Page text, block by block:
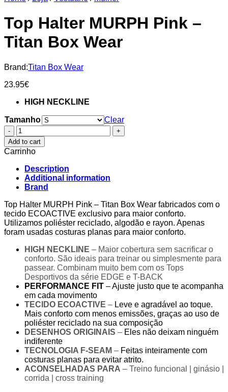
Top Halter MURPH Pink –
Titan Box Wear
Brand:Titan Box Wear
23.95€
HIGH NECKLINE
Tamanho
Clear
Top
Halter
MURPH
Pink
–
Titan
Box
Wear
quantity
Add to cart
Carrinho
Description
Additional information
Brand
Top Halter MURPH Pink – Titan Box Wear fabricados com o
tecido ECOACTIVE exclusivo para maior conforto.
Utilizamos poliéster reciclado, algodão e rayon. Apenas
foram usadas costuras planas para maior conforto.
HIGH NECKLINE – Maior cobertura sem sacrificar o
conforto. São ideais para treinar ou simplesmente para
passear. Combinam muito bem com os Tops
Desportivos da série EDGE e T-BACK
PERFORMANCE FIT – Ajuste justo que te acompanha
em cada movimento
TECIDO ECOACTIVE – Leve e agradável ao toque.
Mais conforto com menos emissões, graças ao uso de
poliéster reciclado na sua composição
DESENHOS ORIGINAIS – Eles não deixam ninguém
indiferente
TECNOLOGIA F-SEAM – Feitas inteiramente com
costuras planas para evitar atrito.
ACONSELHADAS PARA – Treino funcional | ginásio |
corrida | cross training